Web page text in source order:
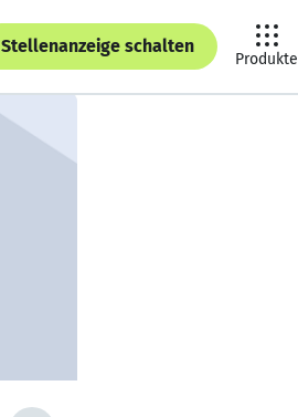
Stellenanzeige schalten
Produkte